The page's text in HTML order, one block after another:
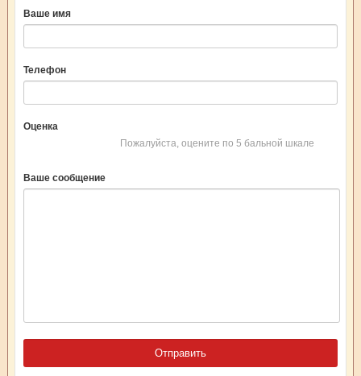
Ваше имя
Телефон
Оценка
Пожалуйста, оцените по 5 бальной шкале
Ваше сообщение